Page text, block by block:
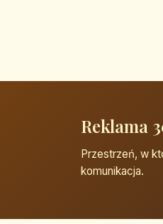
Reklama
Przestrzeń, w
komunikacja.